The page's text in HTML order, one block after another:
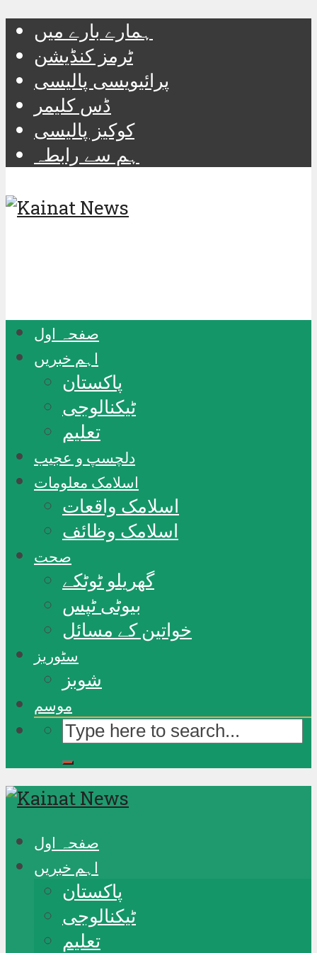
ہمارے بارے میں
ٹرمز کنڈیشن
پرائیویسی پالیسی
ڈس کلیمر
کوکیز پالیسی
ہم سے رابطہ
صفحہ اول
اہم خبریں
پاکستان
ٹیکنالوجی
تعلیم
دلچسپ و عجیب
اسلامک معلومات
اسلامک واقعات
اسلامک وظائف
صحت
گھریلو ٹوٹکے
بیوٹی ٹپس
خواتین کے مسائل
سٹوریز
شوبز
موسم
صفحہ اول
اہم خبریں
پاکستان
ٹیکنالوجی
تعلیم